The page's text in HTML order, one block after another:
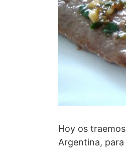
Hoy os
Argentina,